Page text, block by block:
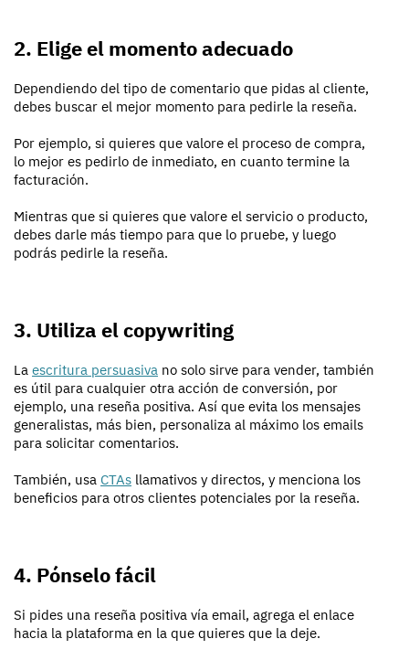
2. Elige el momento adecuado
Dependiendo del tipo de comentario que pidas al cliente,
debes buscar el mejor momento para pedirle la reseña.
Por ejemplo, si quieres que valore el proceso de compra,
lo mejor es pedirlo de inmediato, en cuanto termine la
facturación.
Mientras que si quieres que valore el servicio o producto,
debes darle más tiempo para que lo pruebe, y luego
podrás pedirle la reseña.
3. Utiliza el copywriting
La escritura persuasiva no solo sirve para vender, también
es útil para cualquier otra acción de conversión, por
ejemplo, una reseña positiva. Así que evita los mensajes
generalistas, más bien, personaliza al máximo los emails
para solicitar comentarios.
También, usa CTAs llamativos y directos, y menciona los
beneficios para otros clientes potenciales por la reseña.
4. Pónselo fácil
Si pides una reseña positiva vía email, agrega el enlace
hacia la plataforma en la que quieres que la deje.